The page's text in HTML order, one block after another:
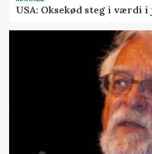
USA: Oksekød steg i værdi